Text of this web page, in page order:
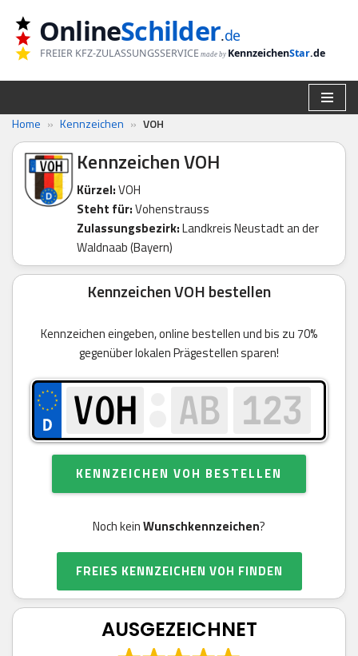
Zum
Inhalt
springen
OnlineSchilder.de
FREIER KFZ-ZULASSUNGSSERVICE made by KennzeichenStar.de
Home » Kennzeichen » VOH
Kennzeichen VOH
Kürzel:VOH
Steht für:Vohenstrauss
Zulassungsbezirk:Landkreis Neustadt an der
Waldnaab (Bayern)
Kennzeichen VOH bestellen
Kennzeichen eingeben, online bestellen und bis zu 70%
gegenüber lokalen Prägestellen sparen!
KENNZEICHEN VOH BESTELLEN
Noch keinWunschkennzeichen?
FREIES KENNZEICHEN VOH FINDEN
AUSGEZEICHNET